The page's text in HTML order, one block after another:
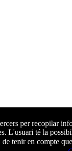
per recopilar
L'usuari té la
de tenir en compte